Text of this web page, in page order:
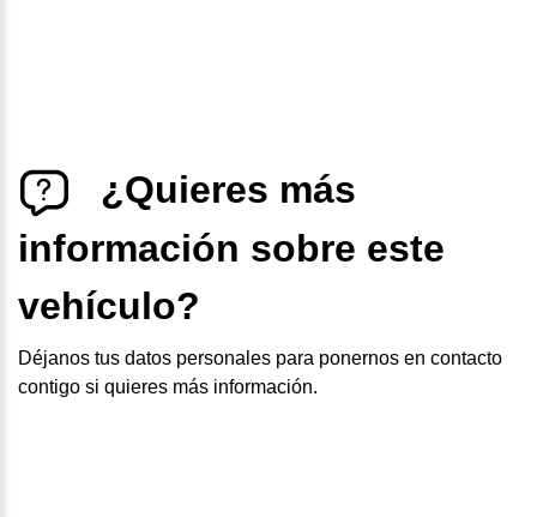
¿Quieres más
información sobre este
vehículo?
Déjanos tus datos personales para ponernos en contacto
contigo si quieres más información.